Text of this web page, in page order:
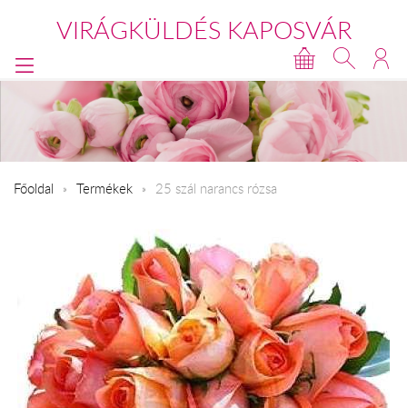
VIRÁGKÜLDÉS KAPOSVÁR
Főoldal Termékek 25 szál narancs rózsa